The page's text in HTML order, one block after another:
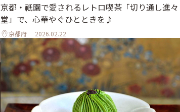
京都・祇園で愛されるレトロ喫茶「切り通し進々
堂」で、心華やぐひとときを♪
京都府 2026.02.22